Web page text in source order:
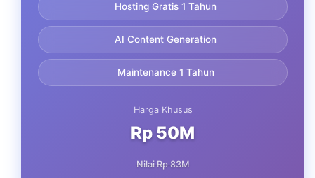
Hosting Gratis 1 Tahun
AI Content Generation
Maintenance 1 Tahun
Harga Khusus
Rp 50M
Nilai Rp 83M